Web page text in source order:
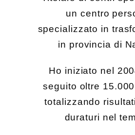
un centro
specializzato in
in provincia di
Ho iniziato nel
seguito oltre
totalizzando
duraturi nel